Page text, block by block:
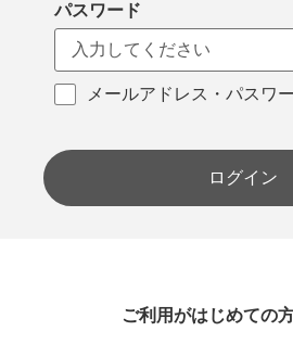
パスワード
メールアドレス・パスワ
ログイン
ご利用がはじめての